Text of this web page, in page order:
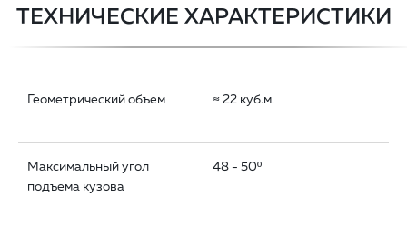
ТЕХНИЧЕСКИЕ ХАРАКТЕРИСТИКИ
Геометрический объем ≈ 22 куб.м.
Максимальный угол
подъема кузова
48 - 50º